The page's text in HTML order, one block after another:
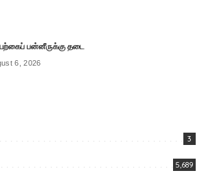
பன்னீருக்கு தடை
6, 2026
3
5,689